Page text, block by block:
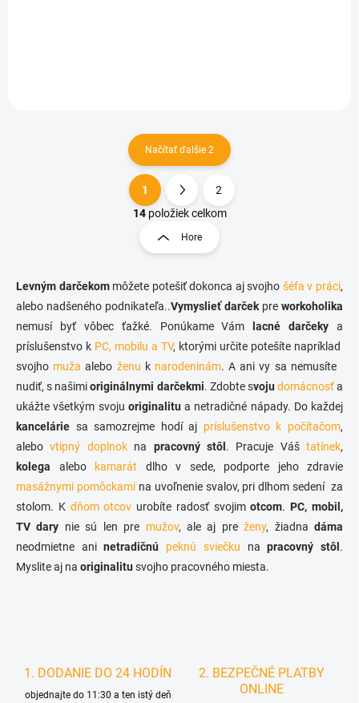
O
v
á
d
c
i
e
p
r
v
k
y
v
ý
p
i
s
u
Načítať ďalšie 2
S
t
r
á
k
o
v
a
n
i
e
1
2
14položiek celkom
Hore
Levným darčekommôžete potešiť dokonca aj svojho šéfa v práci,
alebo nadšeného podnikateľa..Vymyslieť darčekpre workoholika
nemusí byť vôbec ťažké. Ponúkame Vám
lacné darčeky a
príslušenstvo k PC, mobilu a TV, ktorými určite potešíte napríklad
svojho muža alebo ženu k narodeninám. A ani vy sa nemusíte
nudiť, s našimioriginálnymi darčekmi. Zdobte svojudomácnosťa
ukážte všetkým svoju originalitua netradičné nápady. Do každej
kancelárie sa samozrejme hodí aj príslušenstvo k počítačom,
alebovtipný doplnokna pracovný stôl . Pracuje Váš tatínek,
kolega alebo kamarát dlho v sede, podporte jeho zdravie
masážnymi pomôckamina uvoľnenie svalov, pri dlhom sedení za
stolom. K dňom otcov urobíte radosť svojimotcom.PC, mobil,
TV dary nie sú len pre mužov, ale aj preženy, žiadnadáma
neodmietne aninetradičnú peknú sviečku napracovný stôl .
Myslite aj na originalitusvojho pracovného miesta.
1. DODANIE DO 24 HODÍN
objednajte do 11:30 a ten istý deň
2. BEZPEČNÉ PLATBY
ONLINE